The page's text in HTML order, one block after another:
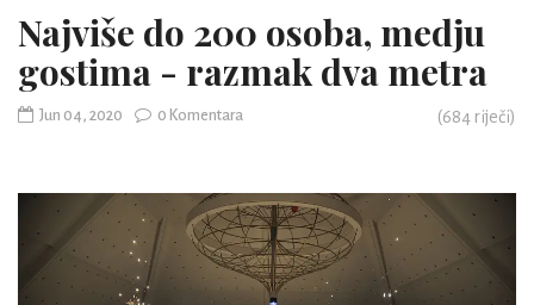
Najviše do 200 osoba, medju
gostima - razmak dva metra
Jun 04, 2020 0 Komentara (684 riječi)